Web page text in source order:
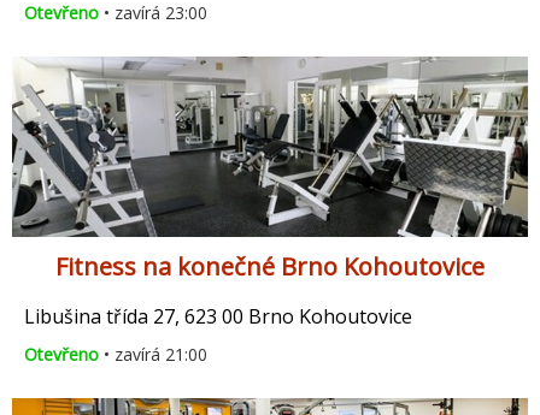
Otevřeno • zavírá 23:00
Fitness na konečné Brno Kohoutovice
Libušina třída 27, 623 00 Brno Kohoutovice
Otevřeno • zavírá 21:00